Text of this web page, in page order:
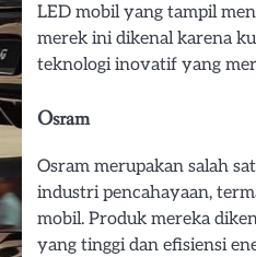
LED mobil yang tampil
merek ini dikenal karena
teknologi inovatif yang
Osram
Osram merupakan salah
industri pencahayaan,
mobil. Produk mereka
yang tinggi dan efisiensi